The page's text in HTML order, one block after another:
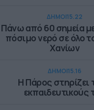
ΔΗΜΟΙ15.22
Πάνω από 60 σημεία
πόσιμο νερό σε όλο
Χανίων
ΔΗΜΟΙ15.16
Η Πάρος στηρίζει
εκπαιδευτικούς